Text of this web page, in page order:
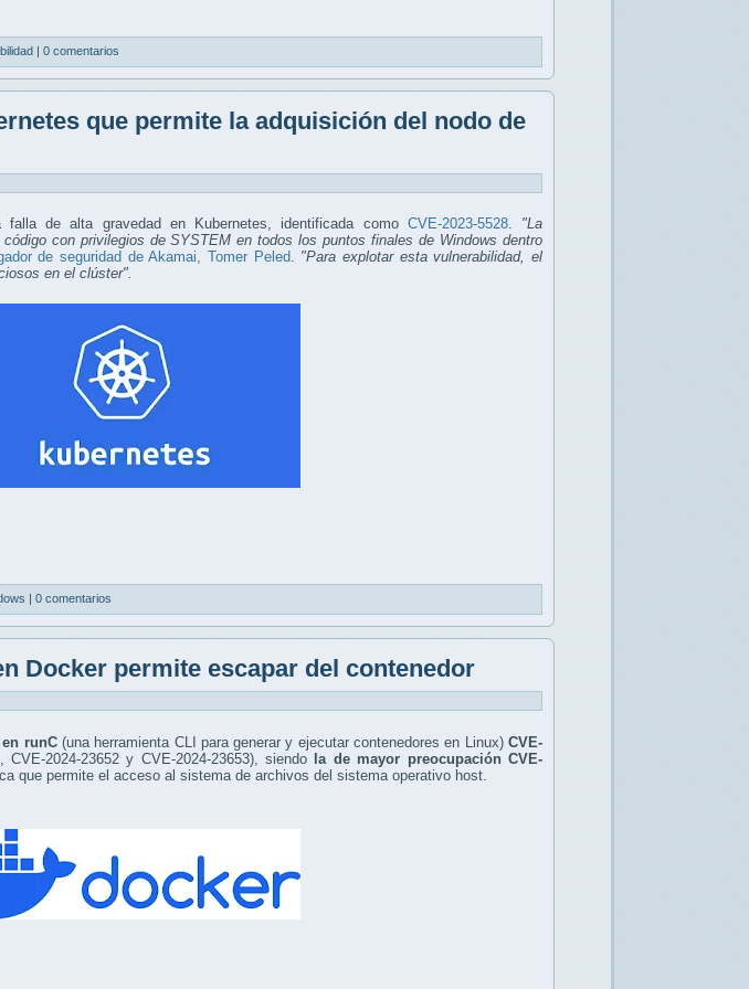
| 0 comentarios
que permite la adquisición del nodo de
de alta gravedad en Kubernetes, identificada como CVE-2023-5528. "La
con privilegios de SYSTEM en todos los puntos finales de Windows dentro
de seguridad de Akamai, Tomer Peled. "Para explotar esta vulnerabilidad, el
en el clúster".
| 0 comentarios
Docker permite escapar del contenedor
runC(una herramienta CLI para generar y ejecutar contenedores en Linux) CVE-
CVE-2024-23652 y CVE-2024-23653), siendo la de mayor preocupación CVE-
que permite el acceso al sistema de archivos del sistema operativo host.